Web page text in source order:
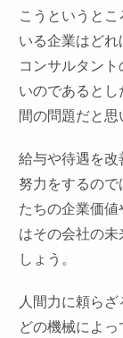
こうというと
いる企業はど
コンサルタン
いのであると
間の問題だと思
給与や待遇を改
努力をするの
たちの企業価
はその会社の
しょう。
人間力に頼ら
どの機械によ